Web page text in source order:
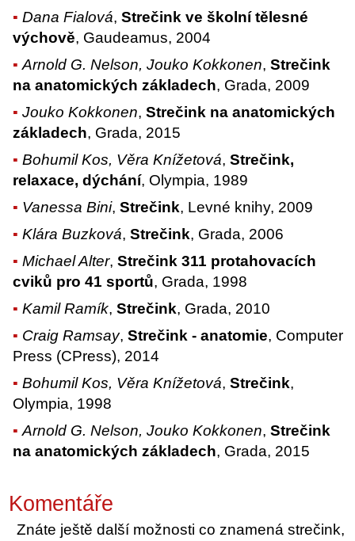
Dana Fialová,Strečink ve školní tělesné
výchově, Gaudeamus, 2004
Arnold G. Nelson, Jouko Kokkonen,Strečink
na anatomických základech, Grada, 2009
Jouko Kokkonen,Strečink na anatomických
základech, Grada, 2015
Bohumil Kos, Věra Knížetová,Strečink,
relaxace, dýchání, Olympia, 1989
Vanessa Bini,Strečink, Levné knihy, 2009
Klára Buzková,Strečink, Grada, 2006
Michael Alter,Strečink 311 protahovacích
cviků pro 41 sportů, Grada, 1998
Kamil Ramík,Strečink, Grada, 2010
Craig Ramsay,Strečink - anatomie, Computer
Press (CPress), 2014
Bohumil Kos, Věra Knížetová,Strečink,
Olympia, 1998
Arnold G. Nelson, Jouko Kokkonen,Strečink
na anatomických základech, Grada, 2015
Komentáře
Znáte ještě další možnosti co znamená strečink,